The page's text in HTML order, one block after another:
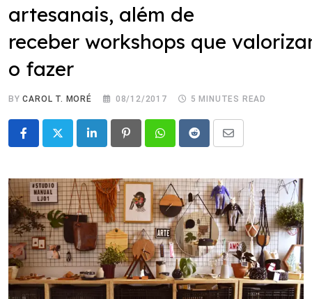
artesanais, além de
receber workshops que
o fazer
BYCAROL T. MORÉ 08/12/2017 5 MINUTES READ
LinkedIn PinterestWhatsappRedditShare
Email